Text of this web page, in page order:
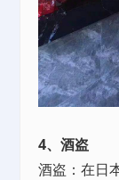
4、酒盗
酒盗：在日